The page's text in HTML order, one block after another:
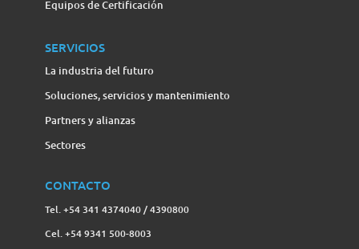
Equipos de Certificación
SERVICIOS
La industria del futuro
Soluciones, servicios y mantenimiento
Partners y alianzas
Sectores
CONTACTO
Tel. +54 341 4374040 / 4390800
Cel. +54 9341 500-8003